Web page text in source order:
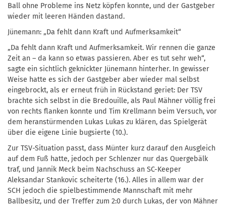
Ball ohne Probleme ins Netz köpfen konnte, und der Gastgeber
wieder mit leeren Händen dastand.
Jünemann: „Da fehlt dann Kraft und Aufmerksamkeit“
„Da fehlt dann Kraft und Aufmerksamkeit. Wir rennen die ganze
Zeit an – da kann so etwas passieren. Aber es tut sehr weh“,
sagte ein sichtlich geknickter Jünemann hinterher. In gewisser
Weise hatte es sich der Gastgeber aber wieder mal selbst
eingebrockt, als er erneut früh in Rückstand geriet: Der TSV
brachte sich selbst in die Bredouille, als Paul Mähner völlig frei
von rechts flanken konnte und Tim Krellmann beim Versuch, vor
dem heranstürmenden Lukas Lukas zu klären, das Spielgerät
über die eigene Linie bugsierte (10.).
Zur TSV-Situation passt, dass Münter kurz darauf den Ausgleich
auf dem Fuß hatte, jedoch per Schlenzer nur das Quergebälk
traf, und Jannik Meck beim Nachschuss an SC-Keeper
Aleksandar Stankovic scheiterte (16.). Alles in allem war der
SCH jedoch die spielbestimmende Mannschaft mit mehr
Ballbesitz, und der Treffer zum 2:0 durch Lukas, der von Mähner